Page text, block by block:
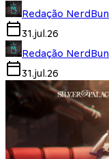
Redação
31.jul.26
Redação
31.jul.26